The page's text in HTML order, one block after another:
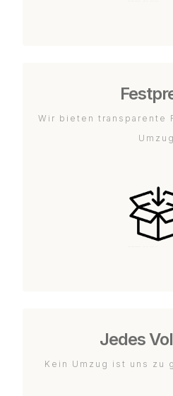
Wir bieten transparente
Umzug.
Jedes
Kein Umzug ist uns zu